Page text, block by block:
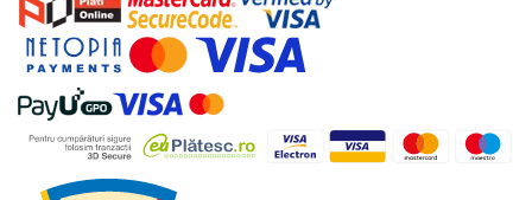
Grupuri de pompare apa
Rezervoare apa si accesorii stocare
Echipamente de filtrare si
dedurizare apa
Contoare de apa - Apometre
Camine apometru